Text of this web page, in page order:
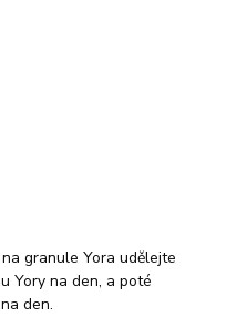
granule Yora udělejte
Yory na den, a poté
den.